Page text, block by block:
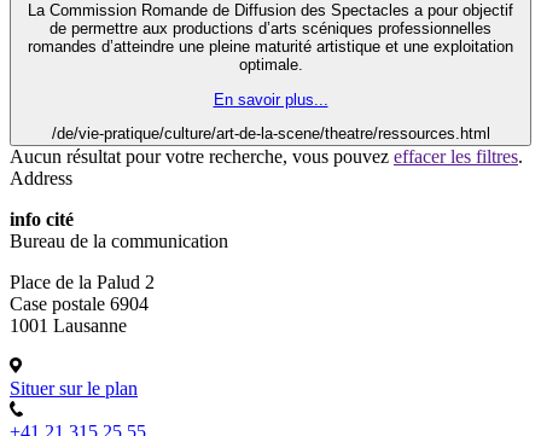
La Commission Romande de Diffusion des Spectacles a pour objectif
de permettre aux productions d’arts scéniques professionnelles
romandes d’atteindre une pleine maturité artistique et une exploitation
optimale.
En savoir plus...
/de/vie-pratique/culture/art-de-la-scene/theatre/ressources.html
Aucun résultat pour votre recherche, vous pouvez effacer les filtres.
Address
info cité
Bureau de la communication
Place de la Palud 2
Case postale 6904
1001 Lausanne
Situer sur le plan
+41 21 315 25 55